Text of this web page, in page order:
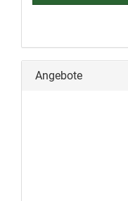
Angebote